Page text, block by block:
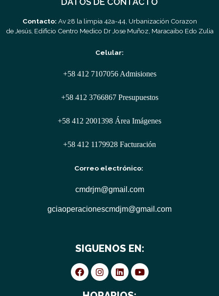
Contacto: Av 28 la limpia 42a-44, Urbanización Corazon
de Jesús, Edificio Centro Medico Dr Jose Muñoz, Maracaibo Edo Zulia
Celular:
+58 412 7107056 Admisiones
+58 412 3766867 Presupuestos
+58 412 2001398 Área Imágenes
+58 412 1179928 Facturación
Correo electrónico:
cmdrjm@gmail.com
gciaoperacionescmdjm@gmail.com
SIGUENOS EN: